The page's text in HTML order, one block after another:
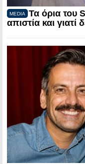
MEDIA
Τα όρια του
απιστία και γιατί